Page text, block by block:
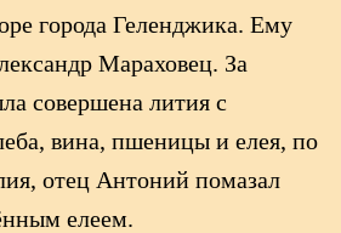
города Геленджика. Ему
Мараховец. За
совершена лития с
вина, пшеницы и елея, по
отец Антоний помазал
елеем.